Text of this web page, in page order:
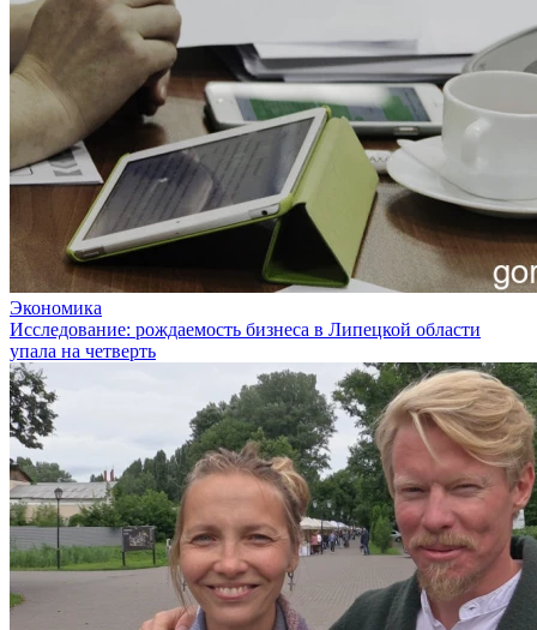
Экономика
Исследование: рождаемость бизнеса в Липецкой области
упала на четверть